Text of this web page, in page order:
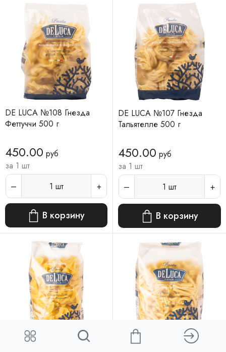
DE LUCA №108 Гнезда
Феттуччи 500 г
450.00 руб
за 1 шт
1 шт
В корзину
DE LUCA №107 Гнезда
Тальятелле 500 г
450.00 руб
за 1 шт
1 шт
В корзину